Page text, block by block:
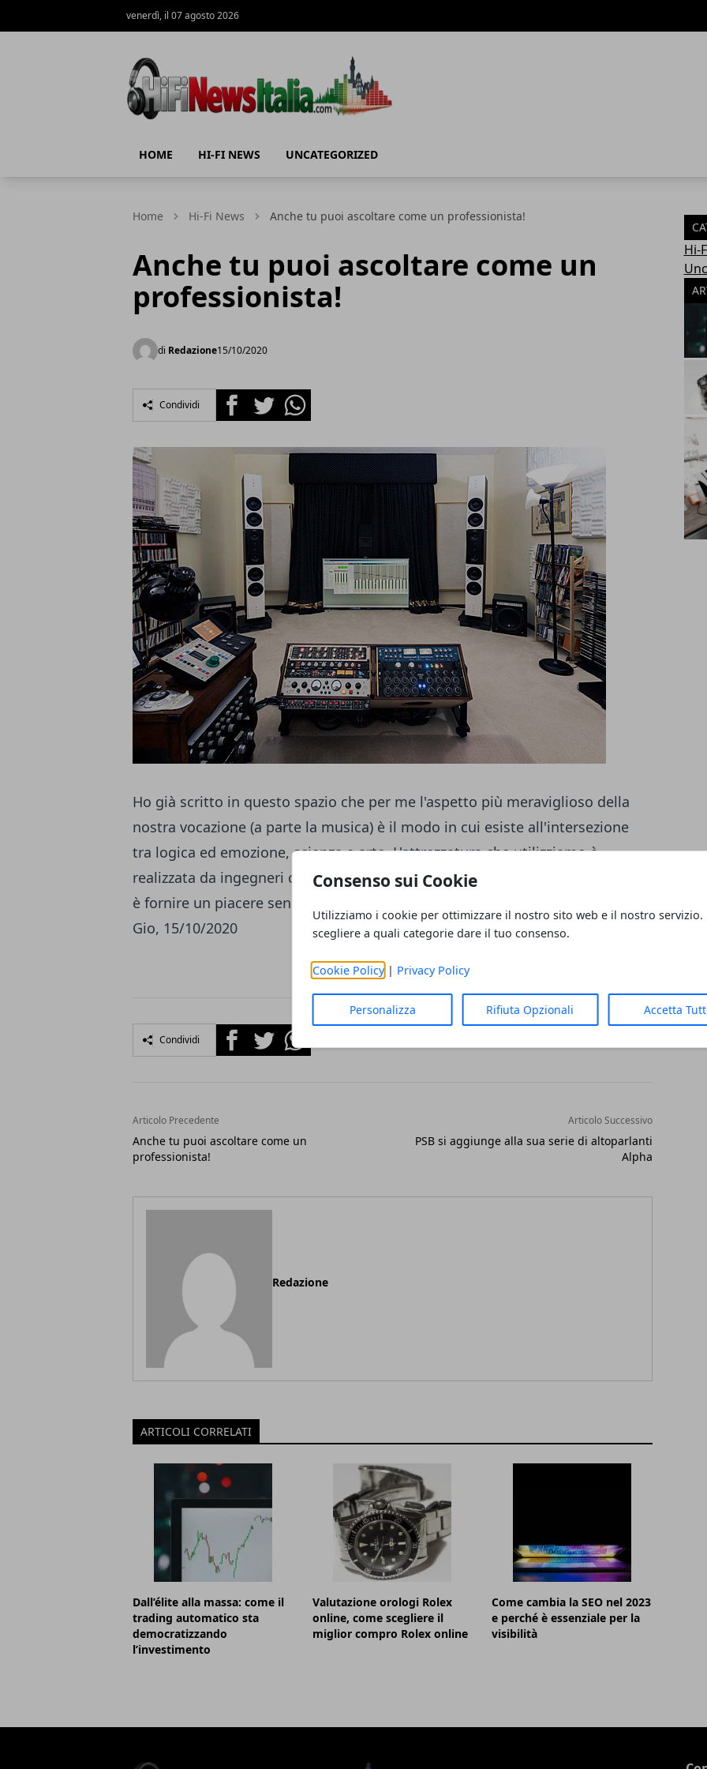
Consenso sui Cookie
Utilizziamo i cookie per ottimizzare il nostro sito web e il nostro servizio.
scegliere a quali categorie dare il tuo consenso.
Cookie Policy| Privacy Policy
Personalizza Rifiuta Opzionali Accetta
venerdì, il 07 agosto 2026
HOME HI-FI NEWS UNCATEGORIZED
Home Hi-Fi News Anche tu puoi ascoltare come un professionista!
Anche tu puoi ascoltare come un
professionista!
di Redazione15/10/2020
Condividi FacebookTwitterWhatsapp
Ho già scritto in questo spazio che per me l'aspetto più meraviglioso della
nostra vocazione (a parte la musica) è il modo in cui esiste all'intersezione
tra logica ed emozione, scienza e arte. L'attrezzatura che utilizziamo è
realizzata da ingegneri che applicano principi scientifici, ma il suo obiettivo
è fornire un piacere sensuale. Entrambi i punti di vista sono validi.
Gio, 15/10/2020
Condividi FacebookTwitterWhatsapp
Articolo Precedente
Anche tu puoi ascoltare come un
professionista!
Articolo Successivo
PSB si aggiunge alla sua serie di altoparlanti
Alpha
Redazione
ARTICOLI CORRELATI
Dall’élite alla massa: come il
trading automatico sta
democratizzando
l’investimento
Valutazione orologi Rolex
online, come scegliere il
miglior compro Rolex online
Come cambia la SEO nel 2023
e perché è essenziale per la
visibilità
Hi-